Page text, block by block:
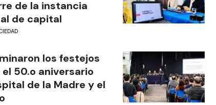
de la instancia
de capital
los festejos
50.o aniversario
de la Madre y el